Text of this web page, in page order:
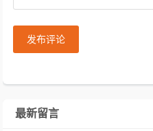
发布评论
最新留言